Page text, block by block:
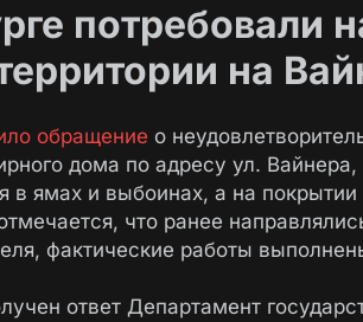
потребовали
на
обращение о
дома по адресу ул.
в ямах и выбоинах, а на
что ранее
фактические работы
ответ Департамент